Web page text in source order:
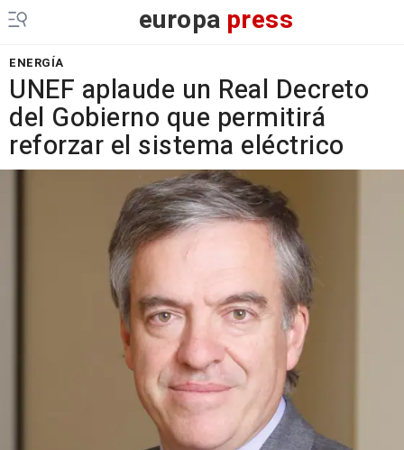
europa press
ENERGÍA
UNEF aplaude un Real Decreto
del Gobierno que permitirá
reforzar el sistema eléctrico